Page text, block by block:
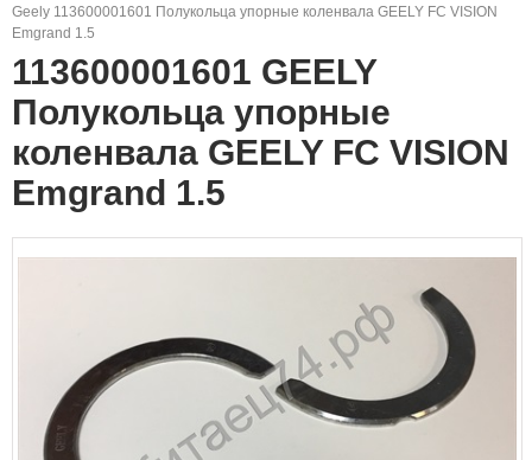
Geely 113600001601 Полукольца упорные коленвала GEELY FC VISION
Emgrand 1.5
113600001601 GEELY
Полукольца упорные
коленвала GEELY FC VISION
Emgrand 1.5